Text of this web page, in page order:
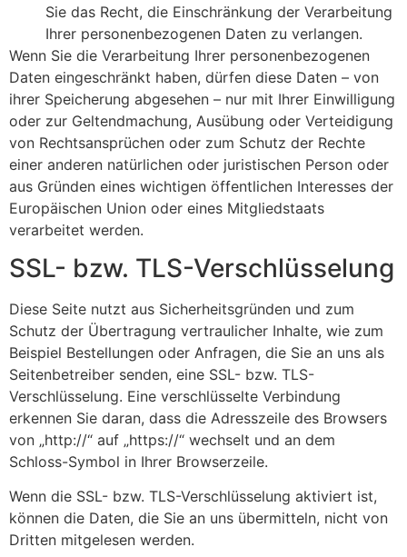
Sie das Recht, die Einschränkung der Verarbeitung
Ihrer personenbezogenen Daten zu verlangen.
Wenn Sie die Verarbeitung Ihrer personenbezogenen
Daten eingeschränkt haben, dürfen diese Daten – von
ihrer Speicherung abgesehen – nur mit Ihrer Einwilligung
oder zur Geltendmachung, Ausübung oder Verteidigung
von Rechtsansprüchen oder zum Schutz der Rechte
einer anderen natürlichen oder juristischen Person oder
aus Gründen eines wichtigen öffentlichen Interesses der
Europäischen Union oder eines Mitgliedstaats
verarbeitet werden.
SSL- bzw. TLS-Verschlüsselung
Diese Seite nutzt aus Sicherheitsgründen und zum
Schutz der Übertragung vertraulicher Inhalte, wie zum
Beispiel Bestellungen oder Anfragen, die Sie an uns als
Seitenbetreiber senden, eine SSL- bzw. TLS-
Verschlüsselung. Eine verschlüsselte Verbindung
erkennen Sie daran, dass die Adresszeile des Browsers
von „http://“ auf „https://“ wechselt und an dem
Schloss-Symbol in Ihrer Browserzeile.
Wenn die SSL- bzw. TLS-Verschlüsselung aktiviert ist,
können die Daten, die Sie an uns übermitteln, nicht von
Dritten mitgelesen werden.